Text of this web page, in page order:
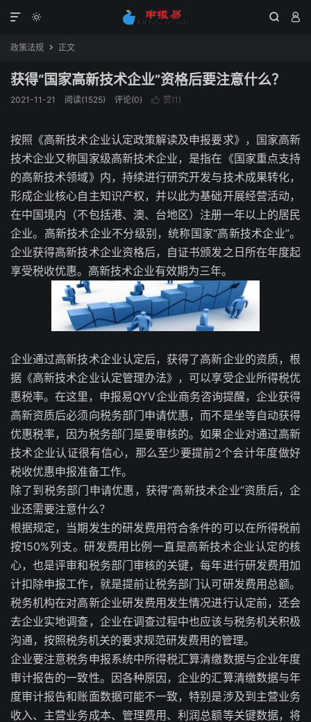
  

政策法规  正文
获得“国家高新技术企业”资格后要注意什么？
2021-11-21 阅读(1525) 评论(0)  赞(1 )
按照《高新技术企业认定政策解读及申报要求》，国家高新
技术企业又称国家级高新技术企业，是指在《国家重点支持
的高新技术领域》内，持续进行研究开发与技术成果转化，
形成企业核心自主知识产权，并以此为基础开展经营活动，
在中国境内（不包括港、澳、台地区）注册一年以上的居民
企业。高新技术企业不分级别，统称国家“高新技术企业”。
企业获得高新技术企业资格后，自证书颁发之日所在年度起
享受税收优惠。高新技术企业有效期为三年。
企业通过高新技术企业认定后，获得了高新企业的资质，根
据《高新技术企业认定管理办法》，可以享受企业所得税优
惠税率。在这里，申报易QYV企业商务咨询提醒，企业获得
高新资质后必须向税务部门申请优惠，而不是坐等自动获得
优惠税率，因为税务部门是要审核的。如果企业对通过高新
技术企业认证很有信心，那么至少要提前2个会计年度做好
税收优惠申报准备工作。
除了到税务部门申请优惠，获得“高新技术企业”资质后，企
业还需要注意什么？
根据规定，当期发生的研发费用符合条件的可以在所得税前
按150%列支。研发费用比例一直是高新技术企业认定的核
心，也是评审和税务部门审核的关键，每年进行研发费用加
计扣除申报工作，就是提前让税务部门认可研发费用总额。
税务机构在对高新企业研发费用发生情况进行认定前，还会
去企业实地调查，企业在调查过程中也应该与税务机关积极
沟通，按照税务机关的要求规范研发费用的管理。
企业要注意税务申报系统中所得税汇算清缴数据与企业年度
审计报告的一致性。因各种原因，企业的汇算清缴数据与年
度审计报告和账面数据可能不一致，特别是涉及到主营业务
收入、主营业务成本、管理费用、利润总额等关键数据，将